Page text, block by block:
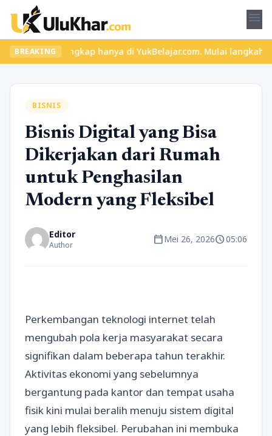
menu
BREAKING
lengkap hanya di YukBelajar.com. Mulai langkah
BISNIS
Bisnis Digital yang Bisa
Dikerjakan dari Rumah
untuk Penghasilan
Modern yang Fleksibel
Editor
Author calendar_todayMei 26, 2026schedule05:06
Perkembangan teknologi internet telah
mengubah pola kerja masyarakat secara
signifikan dalam beberapa tahun terakhir.
Aktivitas ekonomi yang sebelumnya
bergantung pada kantor dan tempat usaha
fisik kini mulai beralih menuju sistem digital
yang lebih fleksibel. Perubahan ini membuka